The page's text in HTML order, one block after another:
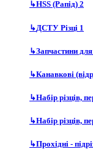
↳HSS (Рапід) 2
↳ДСТУ Різці 1
↳Запчастини для
↳Канавкові
↳Набір різців,
↳Набір різців,
↳Прохідні -